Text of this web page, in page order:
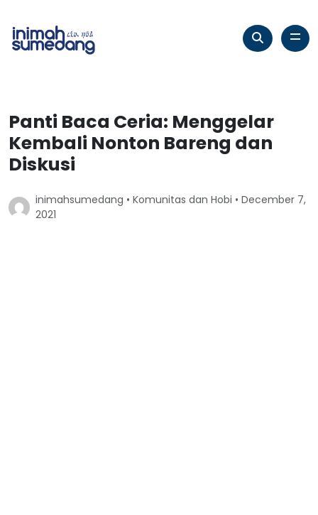
Panti Baca Ceria: Menggelar
Kembali Nonton Bareng dan
Diskusi
inimahsumedang • Komunitas dan Hobi • December 7,
2021